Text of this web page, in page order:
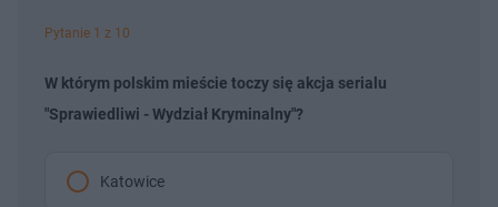
Pytanie 1 z 10
W którym polskim mieście toczy się akcja serialu
"Sprawiedliwi - Wydział Kryminalny"?
Katowice